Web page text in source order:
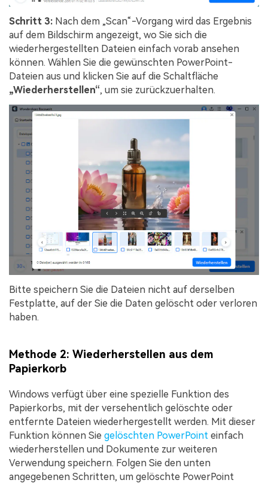
Schritt 3: Nach dem „Scan“-Vorgang wird das Ergebnis
auf dem Bildschirm angezeigt, wo Sie sich die
wiederhergestellten Dateien einfach vorab ansehen
können. Wählen Sie die gewünschten PowerPoint-
Dateien aus und klicken Sie auf die Schaltfläche
„Wiederherstellen“, um sie zurückzuerhalten.
Bitte speichern Sie die Dateien nicht auf derselben
Festplatte, auf der Sie die Daten gelöscht oder verloren
haben.
Methode 2: Wiederherstellen aus dem
Papierkorb
Windows verfügt über eine spezielle Funktion des
Papierkorbs, mit der versehentlich gelöschte oder
entfernte Dateien wiederhergestellt werden. Mit dieser
Funktion können Sie gelöschten PowerPoint einfach
wiederherstellen und Dokumente zur weiteren
Verwendung speichern. Folgen Sie den unten
angegebenen Schritten, um gelöschte PowerPoint